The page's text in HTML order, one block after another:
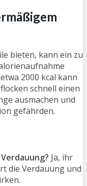
bieten, kann ein zu
2000 kcal kann
schnell einen
ausmachen und
gefährden.
Ja, ihr
die Verdauung und